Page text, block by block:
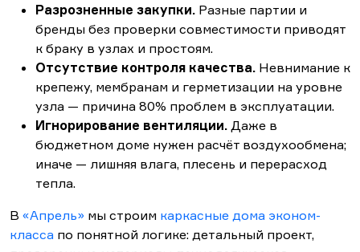
Разрозненные закупки. Разные партии и
бренды без проверки совместимости приводят
к браку в узлах и простоям.
Отсутствие контроля качества. Невнимание к
крепежу, мембранам и герметизации на уровне
узла — причина 80% проблем в эксплуатации.
Игнорирование вентиляции. Даже в
бюджетном доме нужен расчёт воздухообмена;
иначе — лишняя влага, плесень и перерасход
тепла.
В «Апрель» мы строим каркасные дома эконом-
класса по понятной логике: детальный проект,